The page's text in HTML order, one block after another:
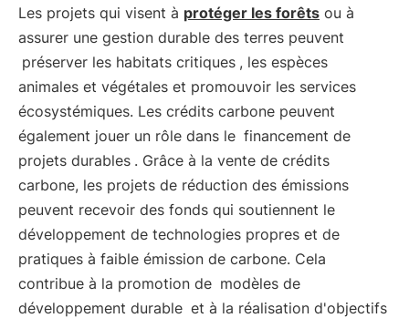
Les projets qui visent à protéger les forêts ou à
assurer une gestion durable des terres peuvent
préserver les habitats critiques , les espèces
animales et végétales et promouvoir les services
écosystémiques. Les crédits carbone peuvent
également jouer un rôle dans le financement de
projets durables . Grâce à la vente de crédits
carbone, les projets de réduction des émissions
peuvent recevoir des fonds qui soutiennent le
développement de technologies propres et de
pratiques à faible émission de carbone. Cela
contribue à la promotion de modèles de
développement durable et à la réalisation d'objectifs